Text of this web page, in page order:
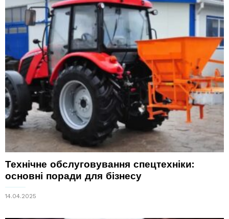
Технічне обслуговування спецтехніки:
основні поради для бізнесу
14.04.2025